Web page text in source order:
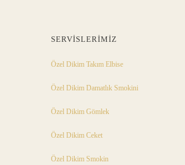
SERVISLERIMIZ
Özel Dikim Takım Elbise
Özel Dikim Damatlık Smokini
Özel Dikim Gömlek
Özel Dikim Ceket
Özel Dikim Smokin